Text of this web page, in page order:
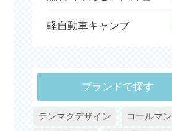
軽自動車キャンプ
ブランドで探す
テンマクデザイン
コールマン